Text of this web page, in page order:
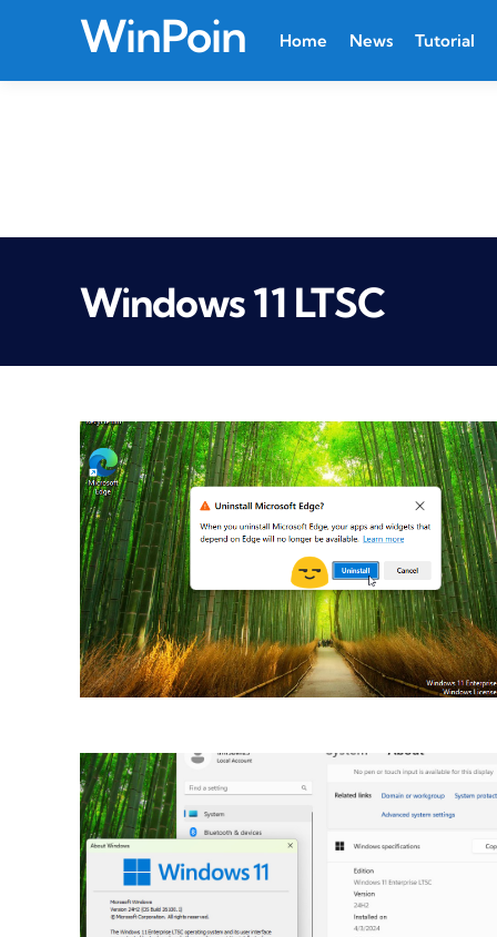
WinPoin Home News Tutorial
Windows 11 LTSC